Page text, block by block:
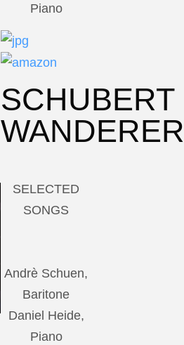
Piano
SCHUBERT
WANDERER
SELECTED
SONGS
Andrè Schuen,
Baritone
Daniel Heide,
Piano